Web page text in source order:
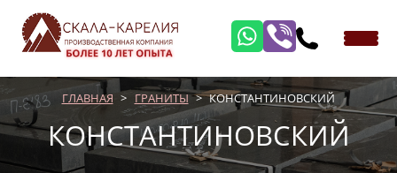
ГЛАВНАЯ ГРАНИТЫ КОНСТАНТИНОВСКИЙ
КОНСТАНТИНОВСКИЙ